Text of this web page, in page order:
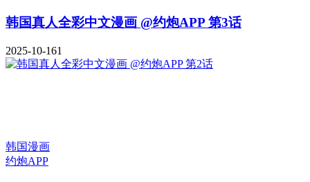
韩国真人全彩中文漫画 @约炮APP 第3话
2025-10-161
韩国漫画
约炮APP